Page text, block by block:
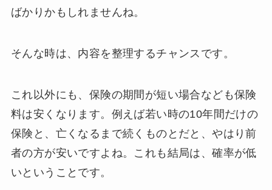
ばかりかもしれませんね。
そんな時は、内容を整理するチャンスです。
これ以外にも、保険の期間が短い場合なども保険
料は安くなります。例えば若い時の10年間だけの
保険と、亡くなるまで続くものとだと、やはり前
者の方が安いですよね。これも結局は、確率が低
いということです。